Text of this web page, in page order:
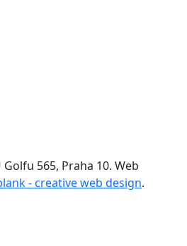
565, Praha 10. Web
- creative web design.